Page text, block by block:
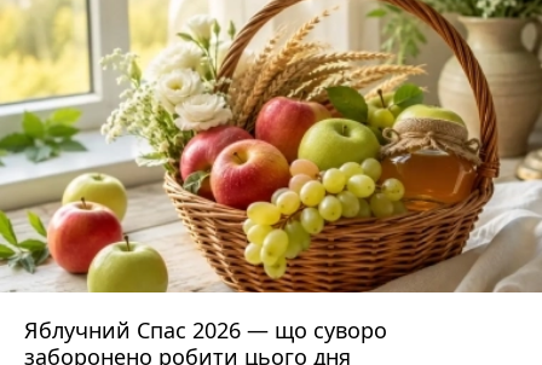
Яблучний Спас 2026 — що суворо
заборонено робити цього дня